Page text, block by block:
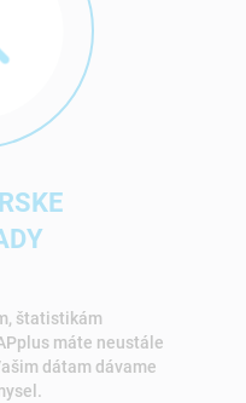
štatistikám
máte neustále
dátam dávame